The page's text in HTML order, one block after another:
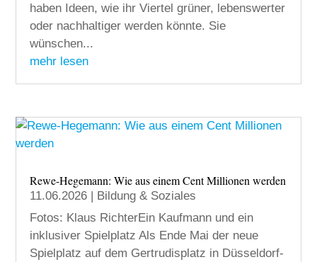
haben Ideen, wie ihr Viertel grüner, lebenswerter
oder nachhaltiger werden könnte. Sie
wünschen...
mehr lesen
Rewe-Hegemann: Wie aus einem Cent Millionen werden
11.06.2026 | Bildung & Soziales
Fotos: Klaus RichterEin Kaufmann und ein
inklusiver Spielplatz Als Ende Mai der neue
Spielplatz auf dem Gertrudisplatz in Düsseldorf-